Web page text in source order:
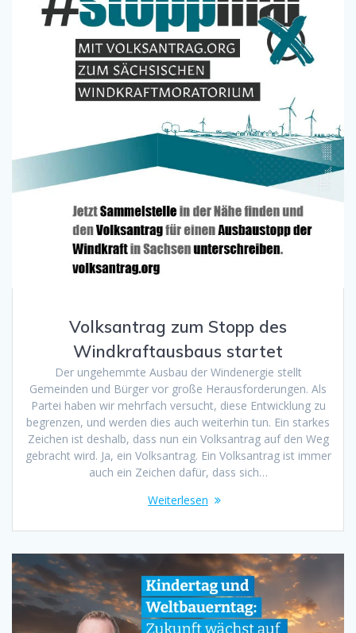
Volksantrag zum Stopp des
Windkraftausbaus startet
Der ungehemmte Ausbau der Windenergie stellt
Gemeinden und Bürger vor große Herausforderungen. Als
Partei haben wir mehrfach versucht, diese Entwicklung zu
begrenzen, und werden dies auch weiterhin tun. Ein starkes
Zeichen ist deshalb, dass nun ein Volksantrag auf den Weg
gebracht wird. Ja, ein Volksantrag. Ein Volksantrag ist immer
auch ein Zeichen dafür, dass sich…
Weiterlesen